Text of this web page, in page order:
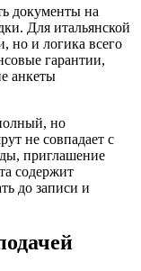
документы на
Для итальянской
но и логика всего
гарантии,
анкеты
но
не совпадает с
приглашение
содержит
до записи и